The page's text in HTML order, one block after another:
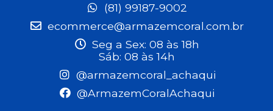
(81) 99187-9002
ecommerce@armazemcoral.com.br
Seg a Sex: 08 às 18h
Sáb: 08 às 14h
@armazemcoral_achaqui
@ArmazemCoralAchaqui